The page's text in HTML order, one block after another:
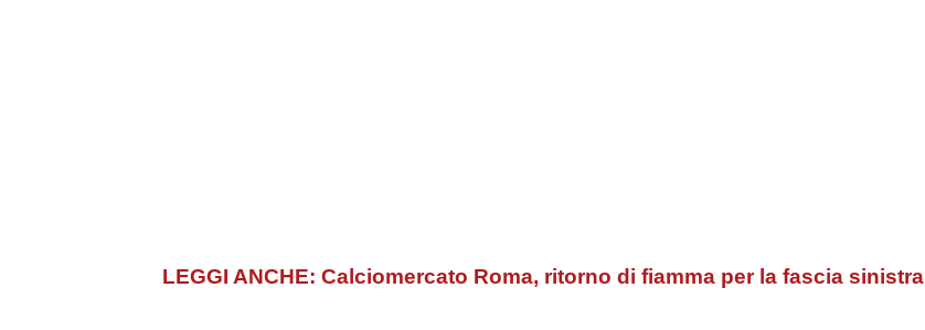
LEGGI ANCHE: Calciomercato Roma, ritorno di fiamma per la fascia sinistra